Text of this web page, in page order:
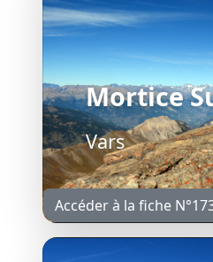
Mortice
Vars
Accéder à la fiche